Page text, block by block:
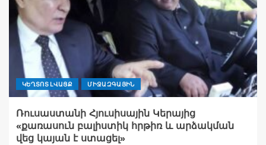
ԿԵՂՏՈՏ ԼՎԱՑՔ ՄԻՋԱԶԳԱՅԻՆ
Ռուսաստանի Հյուսիսային Կերայից
«քառասուն բալիստիկ հրթիռ և արձակման
վեց կայան է ստացել»